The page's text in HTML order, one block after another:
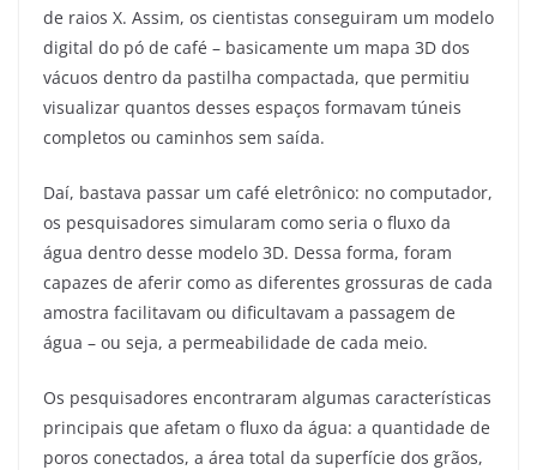
de raios X. Assim, os cientistas conseguiram um modelo
digital do pó de café – basicamente um mapa 3D dos
vácuos dentro da pastilha compactada, que permitiu
visualizar quantos desses espaços formavam túneis
completos ou caminhos sem saída.
Daí, bastava passar um café eletrônico: no computador,
os pesquisadores simularam como seria o fluxo da
água dentro desse modelo 3D. Dessa forma, foram
capazes de aferir como as diferentes grossuras de cada
amostra facilitavam ou dificultavam a passagem de
água – ou seja, a permeabilidade de cada meio.
Os pesquisadores encontraram algumas características
principais que afetam o fluxo da água: a quantidade de
poros conectados, a área total da superfície dos grãos,